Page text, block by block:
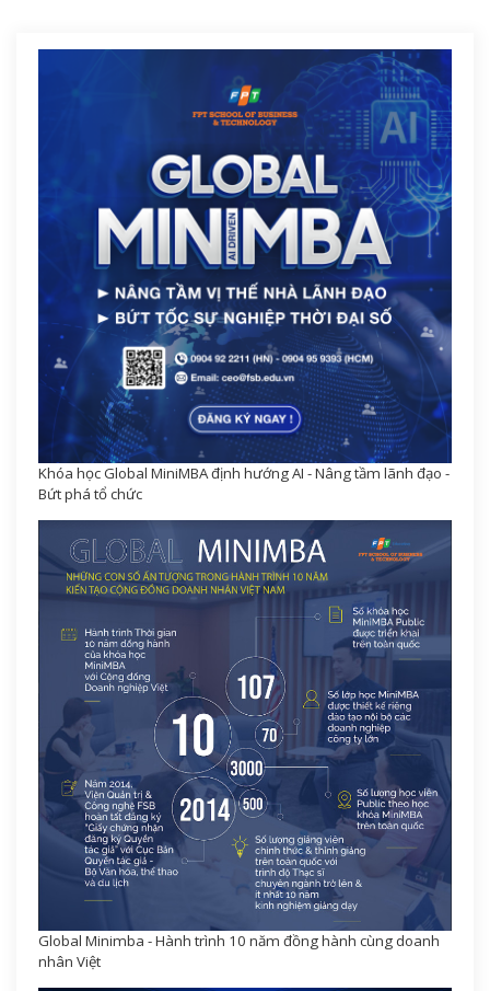
Khóa học Global MiniMBA định hướng AI - Nâng tầm lãnh đạo -
Bứt phá tổ chức
Global Minimba - Hành trình 10 năm đồng hành cùng doanh
nhân Việt